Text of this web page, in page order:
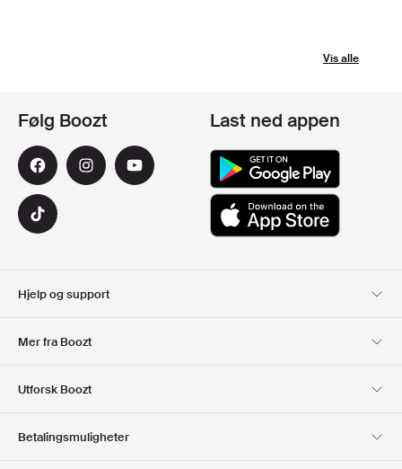
Vis alle
Hjelp og support
Mer fra Boozt
Club Boozt
Utforsk Boozt
Følg Boozt Last ned appen
Betalingsmuligheter